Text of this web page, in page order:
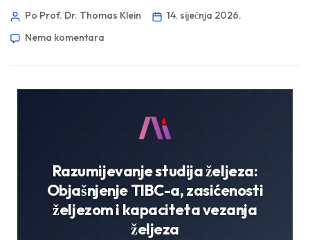
Po Prof. Dr. Thomas Klein
14. siječnja 2026.
Nema komentara
Razumijevanje studija željeza:
Objašnjenje TIBC-a, zasićenosti
željezom i kapaciteta vezanja
željeza